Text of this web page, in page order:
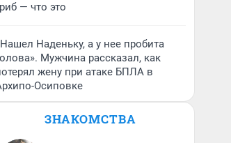
— что это
Наденьку, а у нее пробита
Мужчина рассказал, как
жену при атаке БПЛА в
Осиповке
ЗНАКОМСТВА